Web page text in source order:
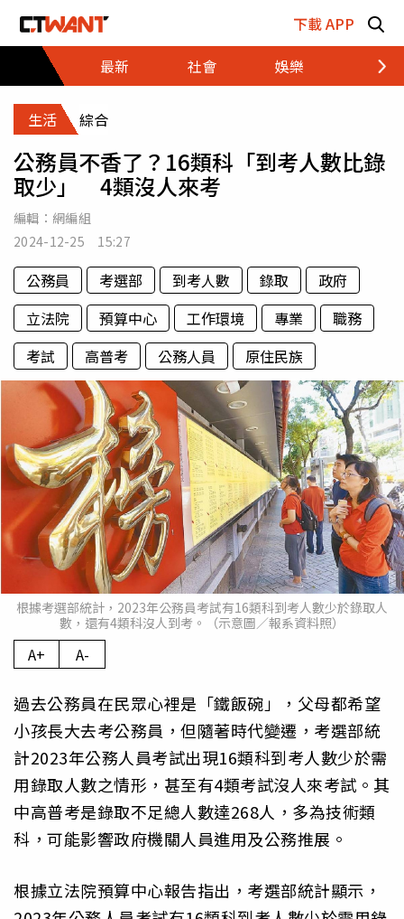
下載 APP
最新
社會 娛樂 財經
生活 綜合
公務員不香了？16類科「到考人數比錄
取少」 4類沒人來考
編輯： 網編組
2024-12-25 15:27
公務員 考選部 到考人數 錄取
政府
立法院
預算中心 工作環境 專業
職務
考試
高普考 公務人員 原住民族
根據考選部統計，2023年公務員考試有16類科到考人數少於錄取人
數，還有4類科沒人到考。（示意圖／報系資料照）
A+ A-
過去公務員在民眾心裡是「鐵飯碗」，父母都希望
小孩長大去考公務員，但隨著時代變遷，考選部統
計2023年公務人員考試出現16類科到考人數少於需
用錄取人數之情形，甚至有4類考試沒人來考試。其
中高普考是錄取不足總人數達268人，多為技術類
科，可能影響政府機關人員進用及公務推展。
根據立法院預算中心報告指出，考選部統計顯示，